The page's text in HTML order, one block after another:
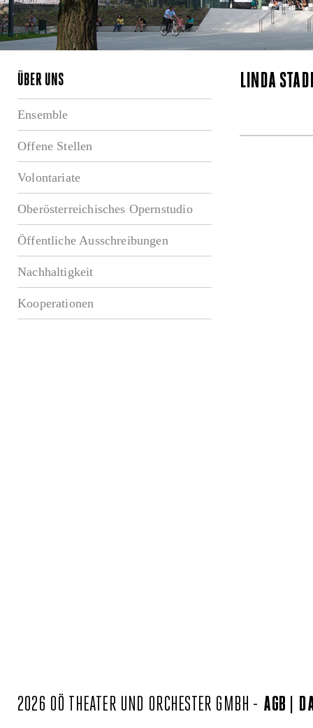
ÜBER UNS
Ensemble
Offene Stellen
Volontariate
Oberösterreichisches Opernstudio
Öffentliche Ausschreibungen
Nachhaltigkeit
Kooperationen
LINDA
2026 OÖ THEATER UND ORCHESTER GMBH - AGB